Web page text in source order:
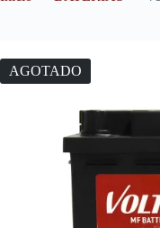
AGOTADO